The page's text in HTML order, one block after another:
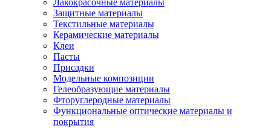
Лакокрасочные материалы
Защитные материалы
Текстильные материалы
Керамические материалы
Клеи
Пасты
Присадки
Модельные композиции
Гелеобразующие материалы
Фторуглеродные материалы
Функциональные оптические материалы и
покрытия